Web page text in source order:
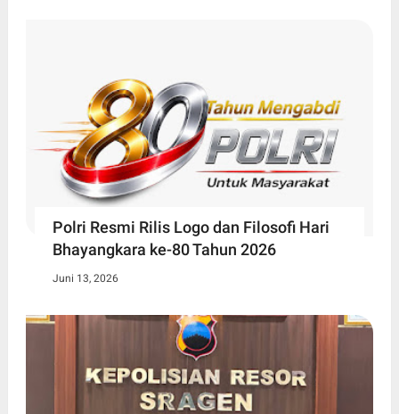
Polri Resmi Rilis Logo dan Filosofi Hari
Bhayangkara ke-80 Tahun 2026
Juni 13, 2026